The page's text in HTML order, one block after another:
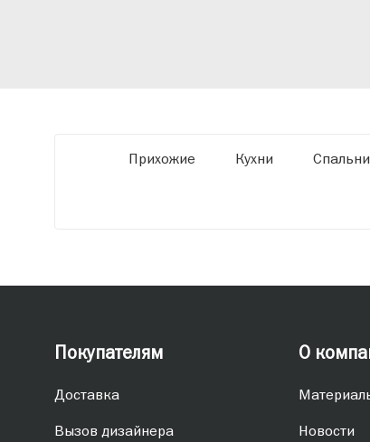
Прихожие Кухни Спальни
Покупателям
Доставка
Вызов дизайнера
О
Новости